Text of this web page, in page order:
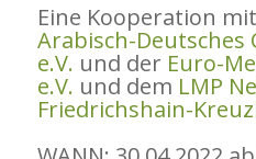
Eine Kooperation mit
Arabisch-Deutsches
e.V. und der Euro-
e.V. und dem LMP
Friedrichshain-